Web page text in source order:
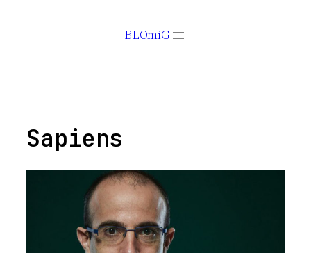
BLOmiG
Sapiens